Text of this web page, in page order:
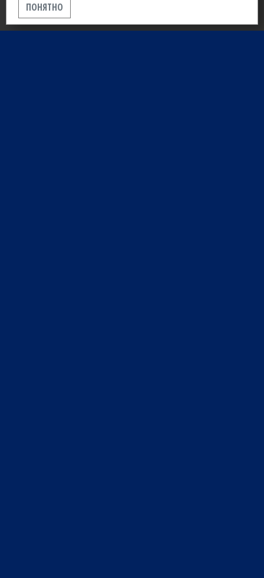
ПОНЯТНО